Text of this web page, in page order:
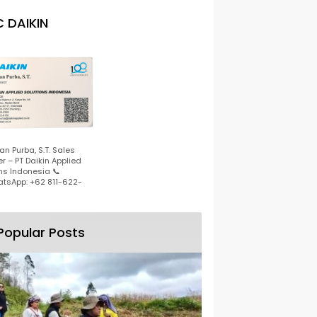
DAIKIN
Purba, S.T. Sales
– PT Daikin Applied
Indonesia 📞
+62 811-622-
Posts